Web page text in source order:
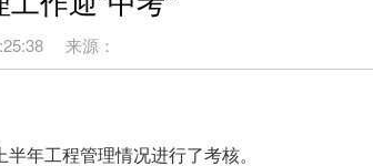
来源：
年工程管理情况进行了考核。